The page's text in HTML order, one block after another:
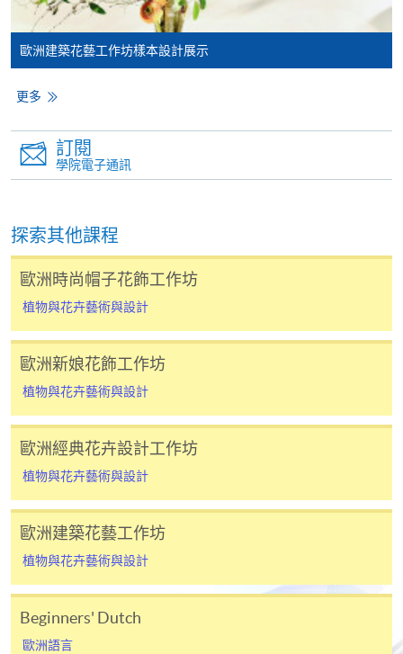
何疑問，請詳閱個別課程資料，或聯絡有關課程負責
人或報名中心。
JavaScript程式瀏覽器的電腦上進行。建議選用
Google Chrome瀏覽器。
網上報名只支援「提早報讀優惠」。如需享用其他
報讀優惠，請親臨學院的報名中心報名。
統處理上為兩個不同的程序，成功付款並不保證成
功被獲取錄。任何不成功的申請，課程組職員將儘
快與 閣下聯絡。
申請人應注意，不論親身或網上報讀，相同的課
程/科目只可提交一次申請。
在網上報名過程中，付款成功後，網頁將顯示付款
子郵件帳戶。請保留確定回條作日後查詢用途。
除特殊情況(例如課程因報名人數不足而被取消)及
法例規定外，一切已繳費用，概不退還。
如須甄選入學，則正式收據並不可作為 閣下已獲
取錄的證明。學院將在截止報名日期後儘快通知申
請者是否獲取錄。落選的申請人將獲退還已繳交的
歐洲建築花藝工作坊樣本設計展示
更多
訂閱
學院電子通訊
探索其他課程
歐洲時尚帽子花飾工作坊
植物與花卉藝術與設計
歐洲新娘花飾工作坊
植物與花卉藝術與設計
歐洲經典花卉設計工作坊
植物與花卉藝術與設計
歐洲建築花藝工作坊
植物與花卉藝術與設計
Beginners' Dutch
歐洲語言